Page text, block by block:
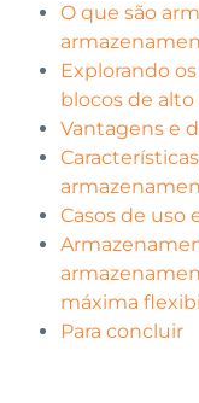
O que são
Explorando
blocos de
Vantagens e
Casos de uso
máxima
Para concluir